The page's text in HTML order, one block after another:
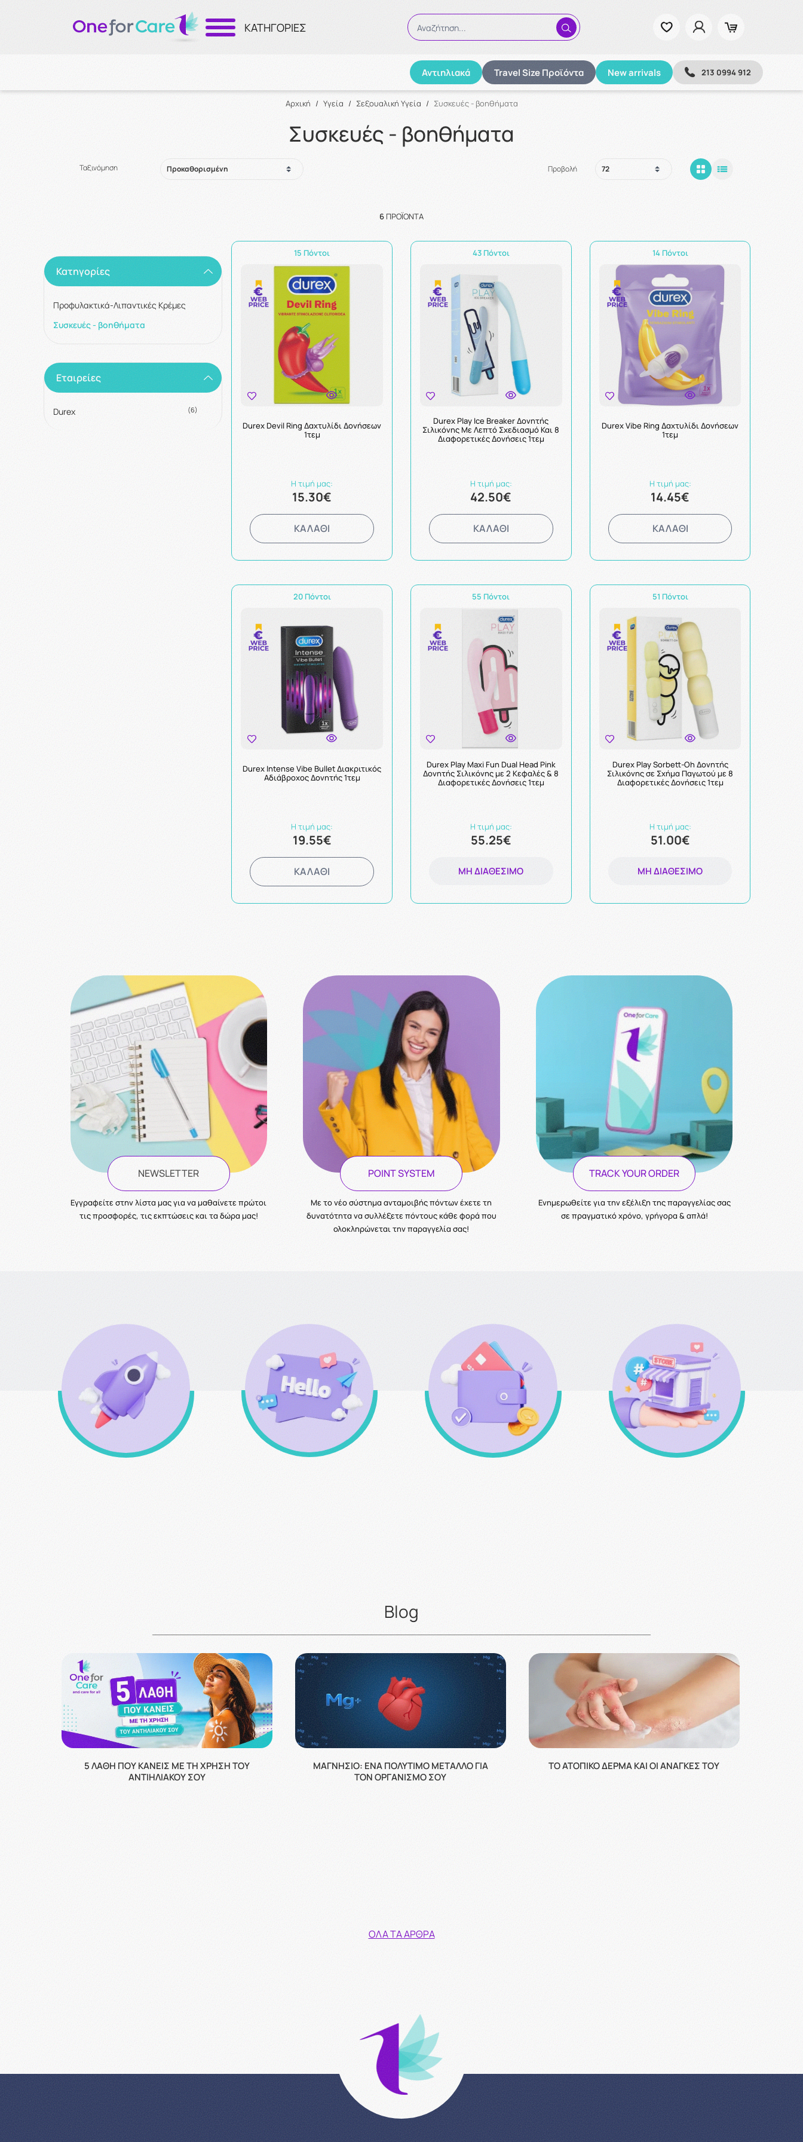
ΚΑΤΗΓΟΡΙΕΣ Αναζήτηση...
Αντιηλιακά Travel Size Προϊόντα New arrivals 213 0994 912
Αναζήτηση
Αρχική / Υγεία / Σεξουαλική Υγεία / Συσκευές - βοηθήματα
Συσκευές - βοηθήματα
Ταξινόμηση Προβολή
6ΠΡΟΪΌΝΤΑ
Κατηγορίες
Προφυλακτικά-Λιπαντικές Κρέμες
Συσκευές - βοηθήματα
Εταιρείες
Durex (6)
15 Πόντοι
Durex Devil Ring Δαχτυλίδι Δονήσεων
1τεμ
Η τιμή μας:
15.30€
ΚΑΛΑΘΙ
43 Πόντοι
Durex Play Ice Breaker Δονητής
Σιλικόνης Με Λεπτό Σχεδιασμό Και 8
Διαφορετικές Δονήσεις 1τεμ
Η τιμή μας:
42.50€
ΚΑΛΑΘΙ
14 Πόντοι
Durex Vibe Ring Δαχτυλίδι Δονήσεων
1τεμ
Η τιμή μας:
14.45€
ΚΑΛΑΘΙ
20 Πόντοι
Durex Intense Vibe Bullet Διακριτικός
Αδιάβροχος Δονητής 1τεμ
Η τιμή μας:
19.55€
ΚΑΛΑΘΙ
55 Πόντοι
Durex Play Maxi Fun Dual Head Pink
Δονητής Σιλικόνης με 2 Κεφαλές & 8
Διαφορετικές Δονήσεις 1τεμ
Η τιμή μας:
55.25€
ΜΗ ΔΙΑΘΈΣΙΜΟ
51 Πόντοι
Durex Play Sorbett-Oh Δονητής
Σιλικόνης σε Σχήμα Παγωτού με 8
Διαφορετικές Δονήσεις 1τεμ
Η τιμή μας:
51.00€
ΜΗ ΔΙΑΘΈΣΙΜΟ
NEWSLETTER
Eγγραφείτε στην λίστα μας για να μαθαίνετε πρώτοι
τις προσφορές, τις εκπτώσεις και τα δώρα μας!
POINT SYSTEM
Με το νέο σύστημα ανταμοιβής πόντων έχετε τη
δυνατότητα να συλλέξετε πόντους κάθε φορά που
ολοκληρώνεται την παραγγελία σας!
TRACK YOUR ORDER
Ενημερωθείτε για την εξέλιξη της παραγγελίας σας
σε πραγματικό χρόνο, γρήγορα & απλά!
Blog
5 ΛΆΘΗ ΠΟΥ ΚΆΝΕΙΣ ΜΕ ΤΗ ΧΡΉΣΗ ΤΟΥ
ΑΝΤΙΗΛΙΑΚΟΎ ΣΟΥ
ΜΑΓΝΉΣΙΟ: ΈΝΑ ΠΟΛΎΤΙΜΟ ΜΈΤΑΛΛΟ ΓΙΑ
ΤΟΝ ΟΡΓΑΝΙΣΜΌ ΣΟΥ
ΤΟ ΑΤΟΠΙΚΌ ΔΈΡΜΑ ΚΑΙ ΟΙ ΑΝΆΓΚΕΣ ΤΟΥ
ΌΛΑ ΤΑ ΆΡΘΡΑ